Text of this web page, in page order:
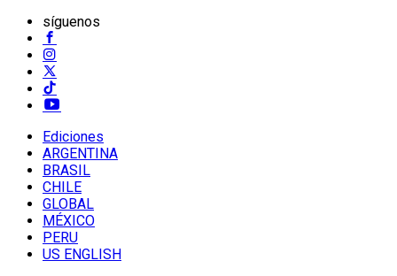
síguenos
Ediciones
ARGENTINA
BRASIL
CHILE
GLOBAL
MÉXICO
PERU
US ENGLISH